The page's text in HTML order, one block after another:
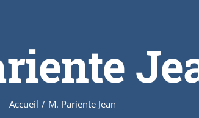
Accueil / M. Pariente Jean